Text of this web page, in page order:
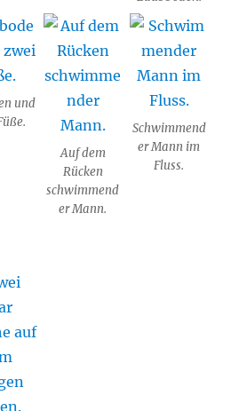
und
Auf dem
Rücken
schwimmend
er Mann.
Schwimmend
er Mann im
Fluss.